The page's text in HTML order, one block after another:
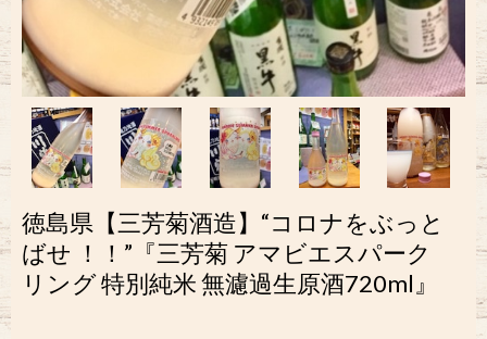
徳島県【三芳菊酒造】“コロナをぶっと
ばせ ！！︎”『三芳菊 アマビエスパーク
リング 特別純米 無濾過生原酒720ml』